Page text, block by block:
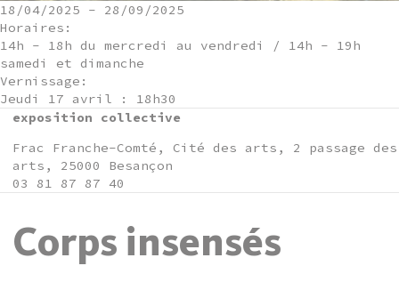
18/04/2025 - 28/09/2025
Horaires:
14h - 18h du mercredi au vendredi / 14h - 19h
samedi et dimanche
Vernissage:
Jeudi 17 avril : 18h30
exposition collective
Frac Franche-Comté, Cité des arts, 2 passage des
arts, 25000 Besançon
03 81 87 87 40
Corps insensés